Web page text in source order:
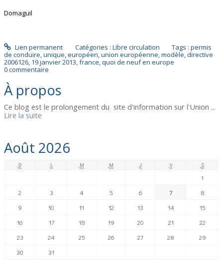
Domaguil
Lien permanent Catégories : Libre circulation Tags :permis
de conduire,unique,européen,union européenne,modèle,directive
2006126, 19 janvier 2013,france,quoi de neuf en europe
0commentaire
À propos
Ce blog est le prolongement du site d'information sur l'Union ...
Lire la suite
Août 2026
D L M M J V S
1
2
3 4 5 6 7
8
9
10 11 12 13 14
15
16
17 18 19 20 21
22
23
24 25 26 27 28
29
30
31